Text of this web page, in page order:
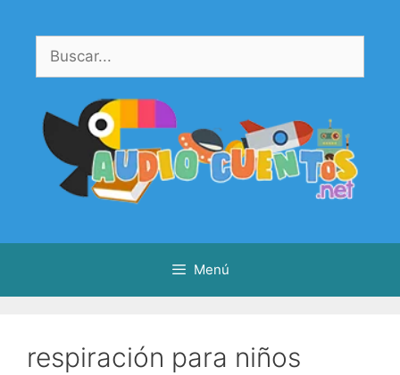
contenido
Buscar:
Menú
respiración para niños